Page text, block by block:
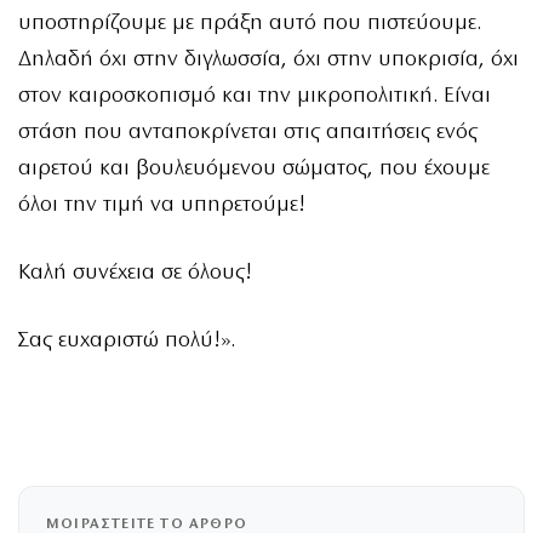
υποστηρίζουμε με πράξη αυτό που πιστεύουμε.
Δηλαδή όχι στην διγλωσσία, όχι στην υποκρισία, όχι
στον καιροσκοπισμό και την μικροπολιτική. Είναι
στάση που ανταποκρίνεται στις απαιτήσεις ενός
αιρετού και βουλευόμενου σώματος, που έχουμε
όλοι την τιμή να υπηρετούμε!
Καλή συνέχεια σε όλους!
Σας ευχαριστώ πολύ!».
ΜΟΙΡΑΣΤΕΙΤΕ ΤΟ ΑΡΘΡΟ